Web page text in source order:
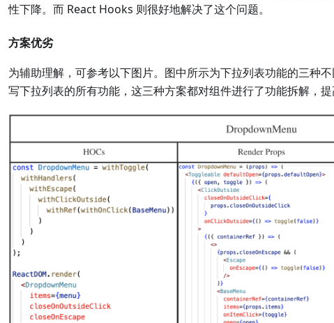
性下降。而 React Hooks 则很好地解决了这个问题。
方案优劣
为辅助理解，可参考以下图片。图中所示为下拉列表功能的三种
写下拉列表的所有功能，这三种方案都对组件进行了功能拆解，